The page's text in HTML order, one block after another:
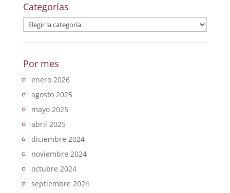
Categorías
Categorías
Por mes
enero 2026
agosto 2025
mayo 2025
abril 2025
diciembre 2024
noviembre 2024
octubre 2024
septiembre 2024